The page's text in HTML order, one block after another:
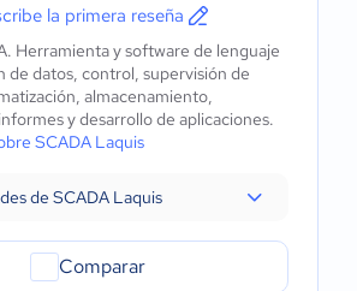
la primera reseña
Herramienta y software de lenguaje
de datos, control, supervisión de
almacenamiento,
y desarrollo de aplicaciones.
SCADA Laquis
de SCADA Laquis
Comparar